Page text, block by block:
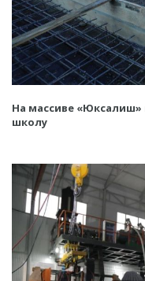
На массиве «Юксалиш»
школу